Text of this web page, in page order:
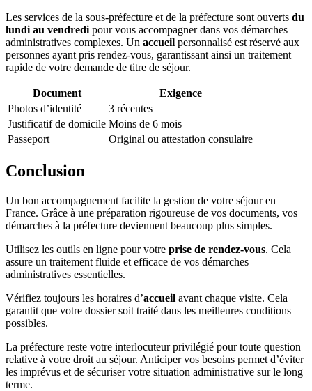
Les services de la sous-préfecture et de la préfecture sont ouverts du
lundi au vendredi pour vous accompagner dans vos démarches
administratives complexes. Un accueil personnalisé est réservé aux
personnes ayant pris rendez-vous, garantissant ainsi un traitement
rapide de votre demande de titre de séjour.
Document
Exigence
Photos d’identité
3 récentes
Justificatif de domicile Moins de 6 mois
Passeport
Original ou attestation consulaire
Conclusion
Un bon accompagnement facilite la gestion de votre séjour en
France. Grâce à une préparation rigoureuse de vos documents, vos
démarches à la préfecture deviennent beaucoup plus simples.
Utilisez les outils en ligne pour votre prise de rendez-vous. Cela
assure un traitement fluide et efficace de vos démarches
administratives essentielles.
Vérifiez toujours les horaires d’accueil avant chaque visite. Cela
garantit que votre dossier soit traité dans les meilleures conditions
possibles.
La préfecture reste votre interlocuteur privilégié pour toute question
relative à votre droit au séjour. Anticiper vos besoins permet d’éviter
les imprévus et de sécuriser votre situation administrative sur le long
terme.